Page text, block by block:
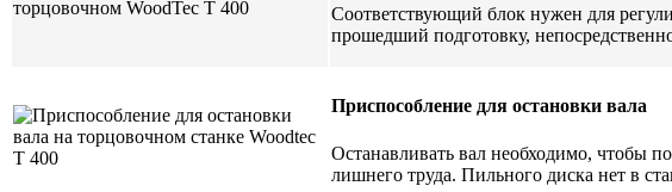
Соответствующий блок нужен для
прошедший подготовку,
Приспособление для остановки вала
Останавливать вал необходимо, чтобы
лишнего труда. Пильного диска нет в